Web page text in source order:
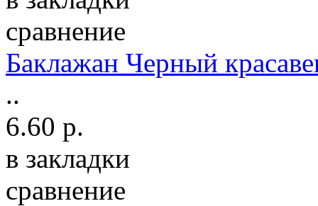
сравнение
Баклажан Черный
..
6.60 р.
в закладки
сравнение